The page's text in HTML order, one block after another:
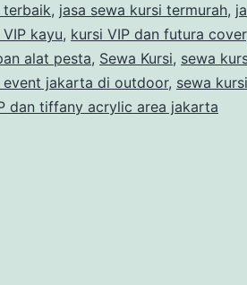
terbaik, jasa sewa kursi termurah,
kayu, kursi VIP dan futura cover
alat pesta, Sewa Kursi, sewa
event jakarta di outdoor, sewa
dan tiffany acrylic area jakarta